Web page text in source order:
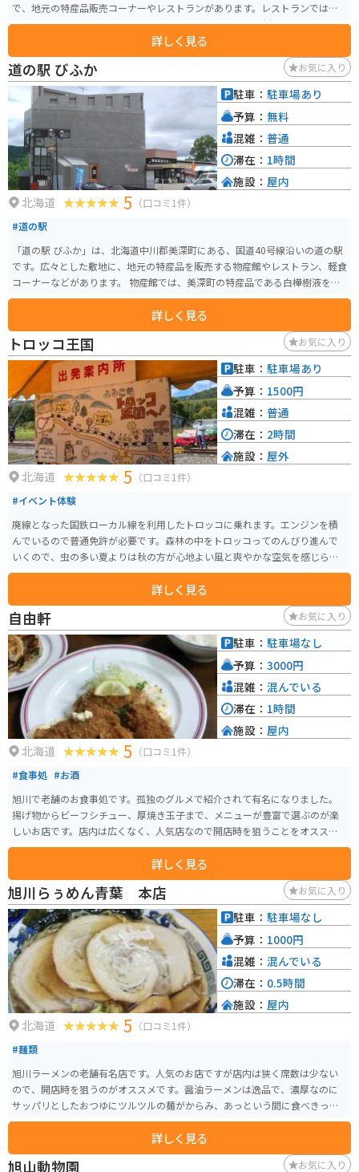
で、地元の特産品販売コーナーやレストランがあります。レストランでは、
オホーツク産の新鮮な魚介類を使った料理や、地元産の食材を使ったラーメ
ンなどが楽しめます。お土産には、ホタテやカニなどの海産物加工品が人気
です。 バイクで訪れる際は、駐車場も広々としているので安心です。周辺は
海岸線が続く道が多く、ツーリングにも最適です。オホーツク海を眺めなが
ら、潮風を感じてみてください。
詳しく見る
道の駅 びふか お気に入り
北海道 5 （口コミ1件）
#道の駅
「道の駅 びふか」は、北海道中川郡美深町にある、国道40号線沿いの道の駅
です。広々とした敷地に、地元の特産品を販売する物産館やレストラン、軽食
コーナーなどがあります。 物産館では、美深町の特産品である白樺樹液を使
ったジュースやお菓子、地元産の新鮮な野菜などが販売されています。レス
トランでは、美深産の食材を使った料理を楽しむことができます。 また、道
の駅 びふかには、オートキャンプ場も併設されています。 バイクで訪れる場
合、国道40号線を走行すると、道の駅 びふかに到着します。駐車場も広々と
しているので、バイクを停める場所にも困りません。 美深町は、北海道の中
でも特に自然豊かな地域として知られており、周囲には、大自然を満喫でき
る観光スポットがたくさんあります。 道の駅 びふかで休憩を挟みながら、ツ
ーリングを楽しむのも良いでしょう。
詳しく見る
駐車： 駐車場あり
予算： 無料
混雑： 普通
滞在： 1時間
施設： 屋内
トロッコ王国 お気に入り
北海道 5 （口コミ1件）
#イベント体験
廃線となった国鉄ローカル線を利用したトロッコに乗れます。エンジンを積
んでいるので普通免許が必要です。森林の中をトロッコってのんびり進んで
いくので、虫の多い夏よりは秋の方が心地よい風と爽やかな空気を感じられ
てオススメです。アクセルをベタ踏みすると思いのほかスピードが出るの
で、それもまた楽しいです。大人から子供まで誰でも楽しめます。
詳しく見る
駐車： 駐車場あり
予算： 1500円
混雑： 普通
滞在： 2時間
施設： 屋外
自由軒 お気に入り
北海道 5 （口コミ1件）
#食事処 #お酒
旭川で老舗のお食事処です。孤独のグルメで紹介されて有名になりました。
揚げ物からビーフシチュー、厚焼き玉子まで、メニューが豊富で選ぶのが楽
しいお店です。店内は広くなく、人気店なので開店時を狙うことをオススメ
します。
詳しく見る
駐車： 駐車場なし
予算： 3000円
混雑： 混んでいる
滞在： 1時間
施設： 屋内
旭川らぅめん青葉 本店 お気に入り
北海道 5 （口コミ1件）
#麺類
旭川ラーメンの老舗有名店です。人気のお店ですが店内は狭く席数は少ない
ので、開店時を狙うのがオススメです。醤油ラーメンは逸品で、濃厚なのに
サッパリとしたおつゆにツルツルの麺がからみ、あっという間に食べきって
しまいます。
詳しく見る
駐車： 駐車場なし
予算： 1000円
混雑： 混んでいる
滞在： 0.5時間
施設： 屋内
旭山動物園 お気に入り